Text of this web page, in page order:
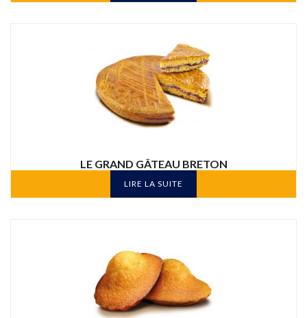
LE GRAND GÂTEAU BRETON
LIRE LA SUITE